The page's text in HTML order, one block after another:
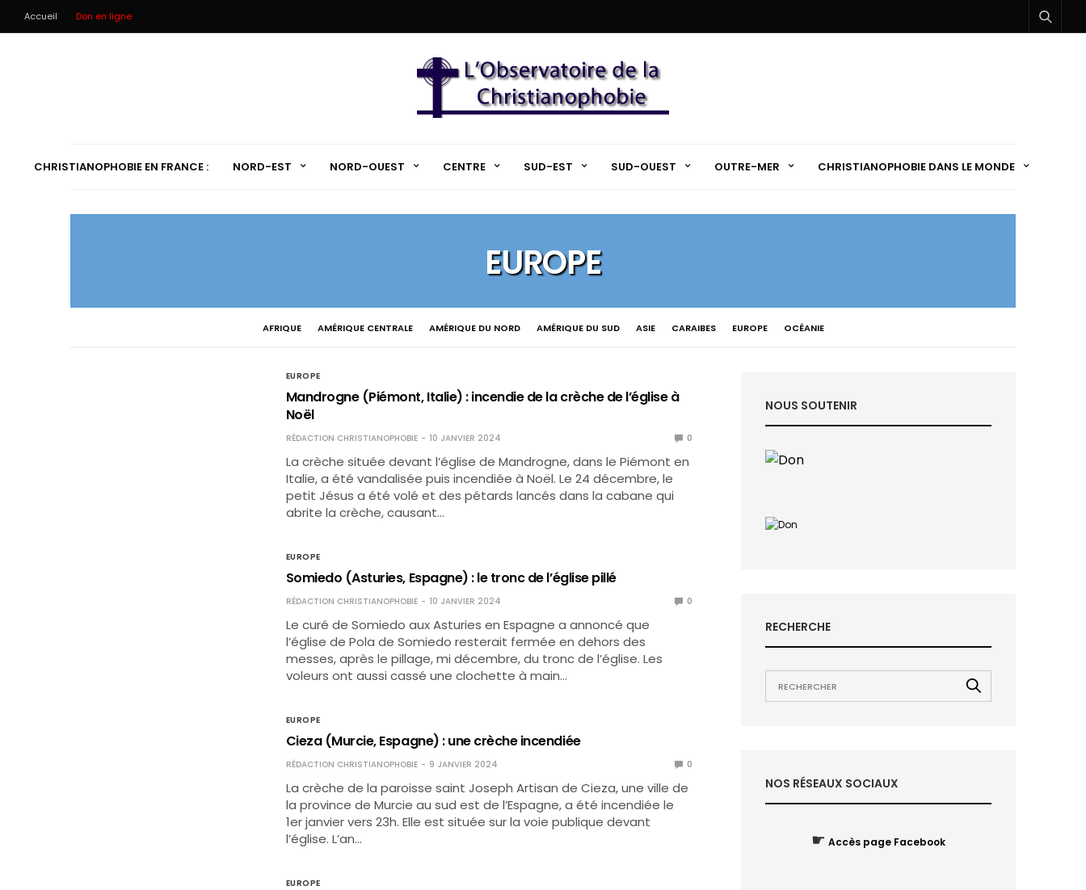
Accueil Don en ligne
CHRISTIANOPHOBIE EN FRANCE : NORD-EST NORD-OUEST CENTRE SUD-EST SUD-OUEST OUTRE-MER CHRISTIANOPHOBIE DANS LE MONDE
EUROPE
AFRIQUE AMÉRIQUE CENTRALE AMÉRIQUE DU NORD AMÉRIQUE DU SUD ASIE CARAIBES EUROPE OCÉANIE
EUROPE
Mandrogne (Piémont, Italie) : incendie de la crèche de l’église à
Noël
RÉDACTION CHRISTIANOPHOBIE 10 JANVIER 2024 0
La crèche située devant l’église de Mandrogne, dans le Piémont en
Italie, a été vandalisée puis incendiée à Noël. Le 24 décembre, le
petit Jésus a été volé et des pétards lancés dans la cabane qui
abrite la crèche, causant…
EUROPE
Somiedo (Asturies, Espagne) : le tronc de l’église pillé
RÉDACTION CHRISTIANOPHOBIE 10 JANVIER 2024 0
Le curé de Somiedo aux Asturies en Espagne a annoncé que
l’église de Pola de Somiedo resterait fermée en dehors des
messes, après le pillage, mi décembre, du tronc de l’église. Les
voleurs ont aussi cassé une clochette à main…
EUROPE
Cieza (Murcie, Espagne) : une crèche incendiée
RÉDACTION CHRISTIANOPHOBIE 9 JANVIER 2024 0
La crèche de la paroisse saint Joseph Artisan de Cieza, une ville de
la province de Murcie au sud est de l’Espagne, a été incendiée le
1er janvier vers 23h. Elle est située sur la voie publique devant
l’église. L’an…
EUROPE
NOUS SOUTENIR
RECHERCHE
NOS RÉSEAUX SOCIAUX
☛ Accès page Facebook